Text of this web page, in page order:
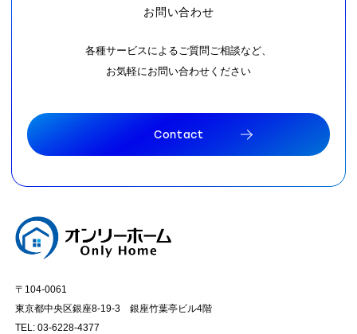
お問い合わせ
各種サービスによるご質問ご相談など、
お気軽にお問い合わせください
Contact
〒104-0061
東京都中央区銀座8-19-3 銀座竹葉亭ビル4階
TEL: 03-6228-4377